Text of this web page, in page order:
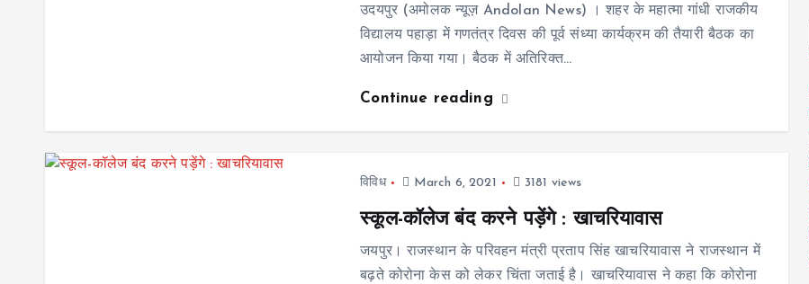
उदयपुर (अमोलक न्यूज़ Andolan News) । शहर के महात्मा गांधी राजकीय
विद्यालय पहाड़ा में गणतंत्र दिवस की पूर्व संध्या कार्यक्रम की तैयारी बैठक का
आयोजन किया गया। बैठक में अतिरिक्त…
Continue reading
विविध March 6, 2021 3181 views
स्कूल-कॉलेज बंद करने पड़ेंगे : खाचरियावास
जयपुर। राजस्थान के परिवहन मंत्री प्रताप सिंह खाचरियावास ने राजस्थान में
बढ़ते कोरोना केस को लेकर चिंता जताई है। खाचरियावास ने कहा कि कोरोना